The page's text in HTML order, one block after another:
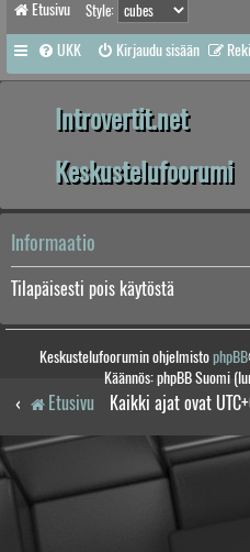
Etusivu Style:
UKK Kirjaudu sisään
Introvertit.net
Keskustelufoorumi
Informaatio
Tilapäisesti pois käytöstä
Keskustelufoorumin ohjelmistophpBB
Käännös: phpBB Suomi
Etusivu Kaikki ajat ovat